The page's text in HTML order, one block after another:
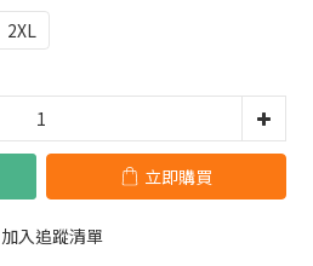
2XL
立即購買
加入追蹤清單